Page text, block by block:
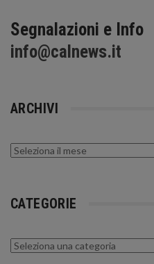
Segnalazioni e Info
info@calnews.it
ARCHIVI
Archivi
CATEGORIE
Categorie